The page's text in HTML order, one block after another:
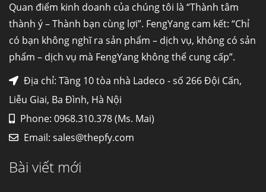
Quan điểm kinh doanh của chúng tôi là “Thành tâm
thành ý – Thành bạn cùng lợi”. FengYang cam kết: “Chỉ
có bạn không nghĩ ra sản phẩm – dịch vụ, không có sản
phẩm – dịch vụ mà FengYang không thể cung cấp”.
Địa chỉ: Tầng 10 tòa nhà Ladeco - số 266 Đội Cấn,
Liễu Giai, Ba Đình, Hà Nội
Phone: 0968.310.378 (Ms. Mai)
Email: sales@thepfy.com
Bài viết mới
Fengyang là một trong những nhà
máy...
Hợp kim N06625 là gì? Giá hợp kim 625 mới
nhiệt,...
Mua inox ở đâu chất lượng giá tốt? Gọi ngay
Inox (thép không gỉ) là một trong...